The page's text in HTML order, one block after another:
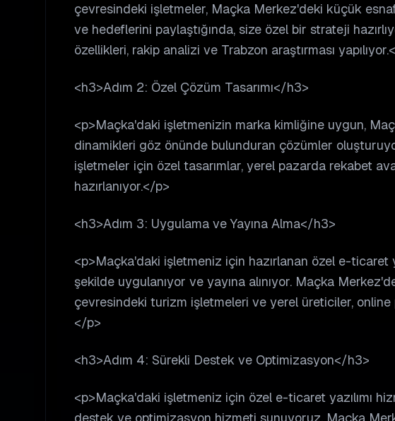
çevresindeki işletmeler, Maçka Merkez'deki küçük
ve hedeflerini paylaştığında, size özel bir strateji
özellikleri, rakip analizi ve Trabzon araştırması
<h3>Adım 2: Özel Çözüm Tasarımı</h3>
<p>Maçka'daki işletmenizin marka kimliğine uygun,
dinamikleri göz önünde bulunduran çözümler
işletmeler için özel tasarımlar, yerel pazarda rekabet
hazırlanıyor.</p>
<h3>Adım 3: Uygulama ve Yayına Alma</h3>
<p>Maçka'daki işletmeniz için hazırlanan özel e-ticaret
şekilde uygulanıyor ve yayına alınıyor. Maçka
çevresindeki turizm işletmeleri ve yerel üreticiler,
</p>
<h3>Adım 4: Sürekli Destek ve Optimizasyon</h3>
<p>Maçka'daki işletmeniz için özel e-ticaret yazılımı